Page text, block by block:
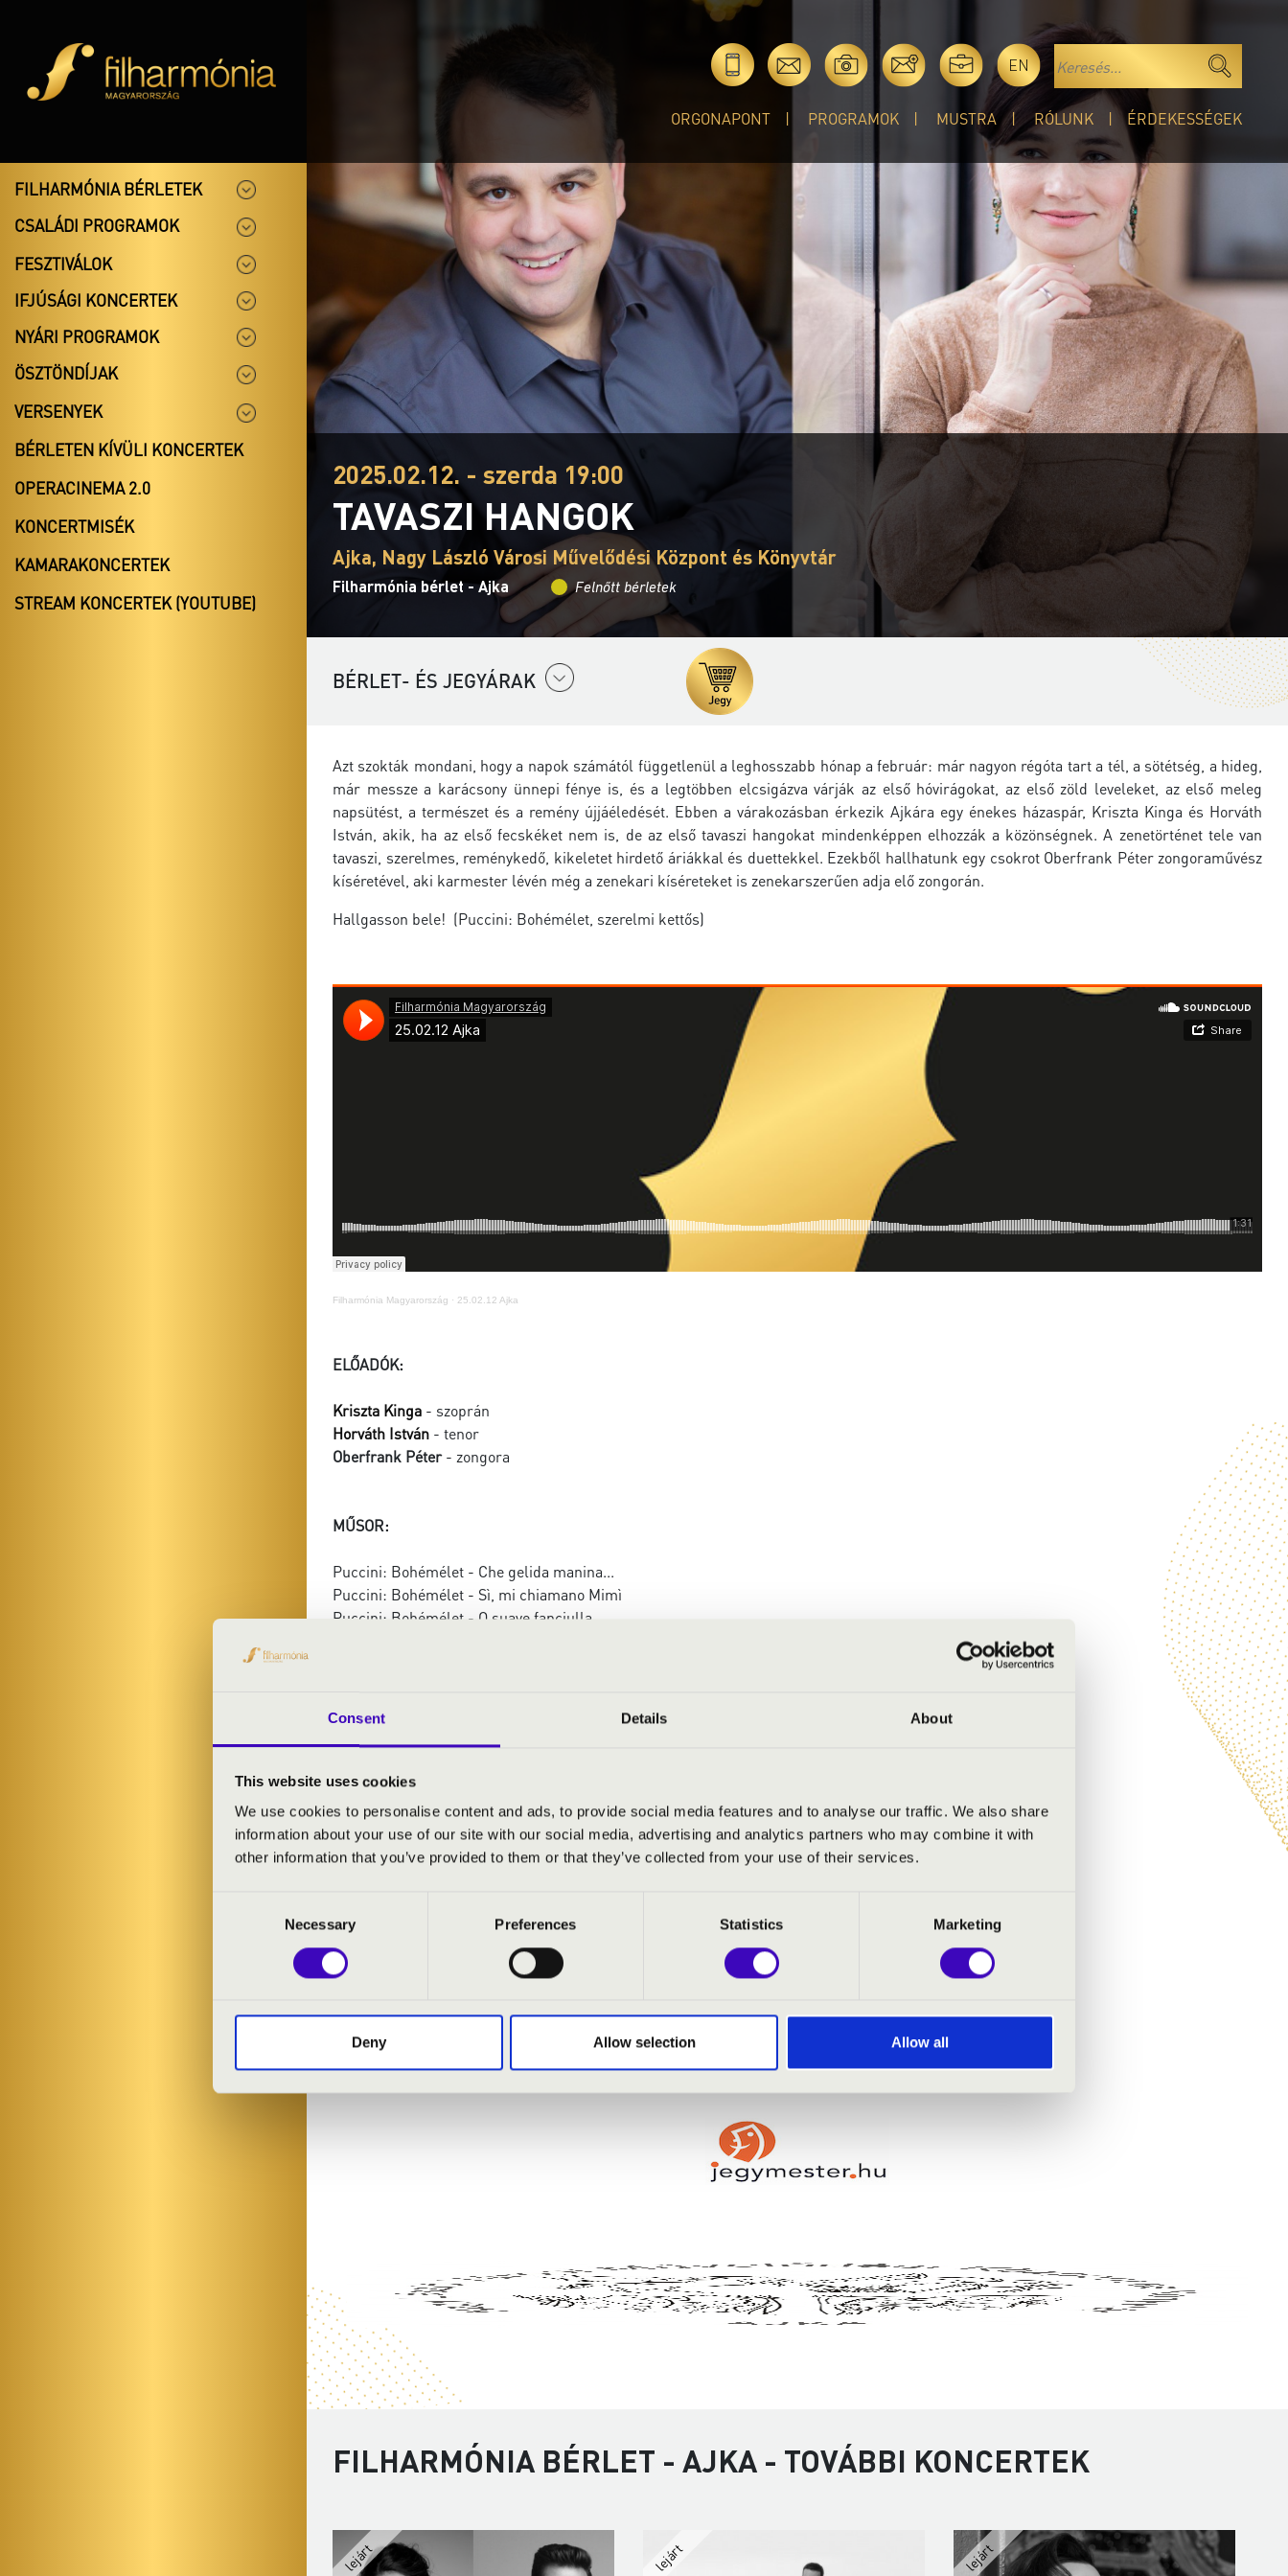
Consent Details About
This website uses cookies
We use cookies to personalise content and ads, to provide social media features and to analyse our traffic. We also share
information about your use of our site with our social media, advertising and analytics partners who may combine it with
other information that you’ve provided to them or that they’ve collected from your use of their services.
Necessary Preferences Statistics Marketing
Deny Allow selection Allow all
EN
ORGONAPONT PROGRAMOK MUSTRA RÓLUNK ÉRDEKESSÉGEK
FILHARMÓNIA BÉRLETEK
CSALÁDI PROGRAMOK
FESZTIVÁLOK
IFJÚSÁGI KONCERTEK
NYÁRI PROGRAMOK
ÖSZTÖNDÍJAK
VERSENYEK
BÉRLETEN KÍVÜLI KONCERTEK
OPERACINEMA 2.0
KONCERTMISÉK
KAMARAKONCERTEK
STREAM KONCERTEK (YOUTUBE)
2025.02.12. - szerda 19:00
TAVASZI HANGOK
Ajka, Nagy László Városi Művelődési Központ és Könyvtár
Filharmónia bérlet - Ajka Felnőtt bérletek
BÉRLET- ÉS JEGYÁRAK
Azt szokták mondani, hogy a napok számától függetlenül a leghosszabb hónap a február: már nagyon régóta tart a tél, a sötétség, a hideg,
már messze a karácsony ünnepi fénye is, és a legtöbben elcsigázva várják az első hóvirágokat, az első zöld leveleket, az első meleg
napsütést, a természet és a remény újjáéledését. Ebben a várakozásban érkezik Ajkára egy énekes házaspár, Kriszta Kinga és Horváth
István, akik, ha az első fecskéket nem is, de az első tavaszi hangokat mindenképpen elhozzák a közönségnek. A zenetörténet tele van
tavaszi, szerelmes, reménykedő, kikeletet hirdető áriákkal és duettekkel. Ezekből hallhatunk egy csokrot Oberfrank Péter zongoraművész
kíséretével, aki karmester lévén még a zenekari kíséreteket is zenekarszerűen adja elő zongorán.
Hallgasson bele! (Puccini: Bohémélet, szerelmi kettős)
Filharmónia Magyarország · 25.02.12 Ajka
ELŐADÓK:
Kriszta Kinga - szoprán
Horváth István - tenor
Oberfrank Péter- zongora
MŰSOR:
Puccini: Bohémélet - Che gelida manina...
Puccini: Bohémélet - Sì, mi chiamano Mimì
Puccini: Bohémélet - O suave fanciulla
Verdi: Rigoletto - Gilda és a Herceg duettje
Erkel: Bánk bán - Melinda és Bánk kettőse (duett)
Erkel: Bánk bán - Hazám, hazám
Chopin: Asz-dúr walzer
Kodály: Várj meg madaram
Kálmán: Csárdáskirálynő - Sylvia belépője
Kálmán: Csárdáskirálynő - Emlékszel még...
Kálmán: Cirkuszhercegnő - Mr. X belépője
J. Strauss: Tavaszi hangok
FILHARMÓNIA BÉRLET - AJKA - TOVÁBBI KONCERTEK